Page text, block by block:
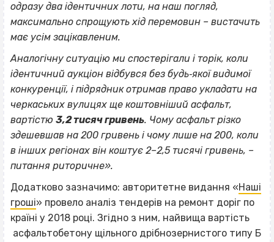
одразу два ідентичних лоти, на наш погляд,
максимально спрощують хід перемовин – вистачить
має усім зацікавленим.
Аналогічну ситуацію ми спостерігали і торік, коли
ідентичний аукціон відбувся без будь‐якої видимої
конкуренції, і підрядник отримав право укладати на
черкаських вулицях ще коштовніший асфальт,
вартістю 3,2 тисяч гривень. Чому асфальт різко
здешевшав на 200 гривень і чому лише на 200, коли
в інших регіонах він коштує 2–2,5 тисячі гривень, –
питання риторичне».
Додатково зазначимо: авторитетне видання «Наші
гроші» провело аналіз тендерів на ремонт доріг по
країні у 2018 році. Згідно з ним, найвища вартість
асфальтобетону щільного дрібнозернистого типу Б